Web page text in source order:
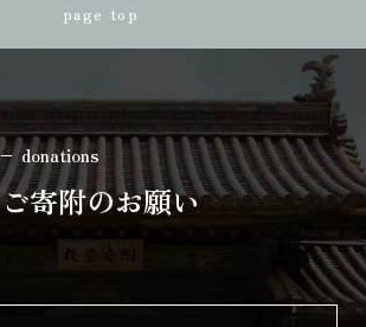
page top
donations
ご寄附のお願い